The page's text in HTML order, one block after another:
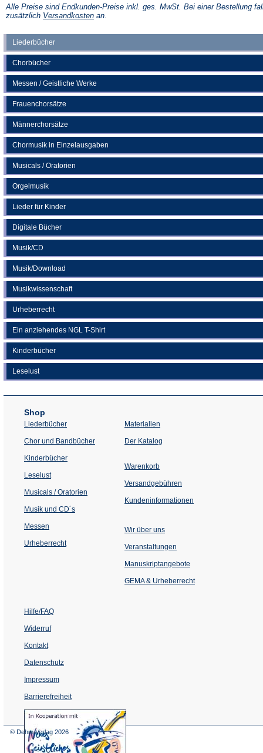
Liederbücher
Chorbücher
Messen / Geistliche Werke
Frauenchorsätze
Männerchorsätze
Chormusik in Einzelausgaben
Musicals / Oratorien
Orgelmusik
Lieder für Kinder
Digitale Bücher
Musik/CD
Musik/Download
Musikwissenschaft
Urheberrecht
Ein anziehendes NGL T-Shirt
Kinderbücher
Leselust
einem
neuen
Alle Preise sind Endkunden-Preise inkl. ges. MwSt. Bei einer Bestellung
zusätzlich Versandkosten(Öffnet
an.
Shop
Liederbücher
Chor und Bandbücher
Kinderbücher
Leselust
Musicals / Oratorien
Musik und CD´s
Messen
Urheberrecht
Materialien
Der Katalog
Warenkorb
Versandgebühren
Kundeninformationen
Wir über uns
Veranstaltungen
einem
Tab)
Manuskriptangebote
GEMA & Urheberrecht
Hilfe/FAQ
Widerruf
Kontakt
Datenschutz
Impressum
Barrierefreiheit
(Öffnet
in
© Dehm Verlag 2026